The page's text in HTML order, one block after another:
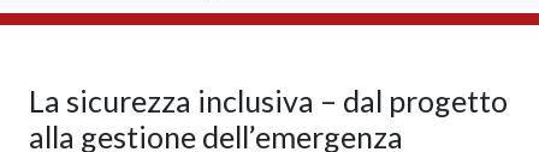
La sicurezza inclusiva – dal progetto
alla gestione dell’emergenza